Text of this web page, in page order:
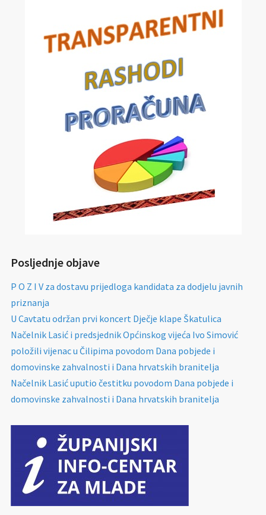
Posljednje objave
P O Z I V za dostavu prijedloga kandidata za dodjelu javnih
priznanja
U Cavtatu održan prvi koncert Dječje klape Škatulica
Načelnik Lasić i predsjednik Općinskog vijeća Ivo Simović
položili vijenac u Čilipima povodom Dana pobjede i
domovinske zahvalnosti i Dana hrvatskih branitelja
Načelnik Lasić uputio čestitku povodom Dana pobjede i
domovinske zahvalnosti i Dana hrvatskih branitelja